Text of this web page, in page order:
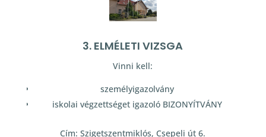
3. ELMÉLETI VIZSGA
Vinni kell:
személyigazolvány
iskolai végzettséget igazoló BIZONYÍTVÁNY
Cím: Szigetszentmiklós, Csepeli út 6.